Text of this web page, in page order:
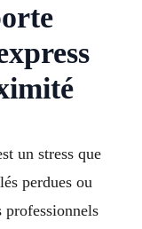
un stress que
perdues ou
professionnels